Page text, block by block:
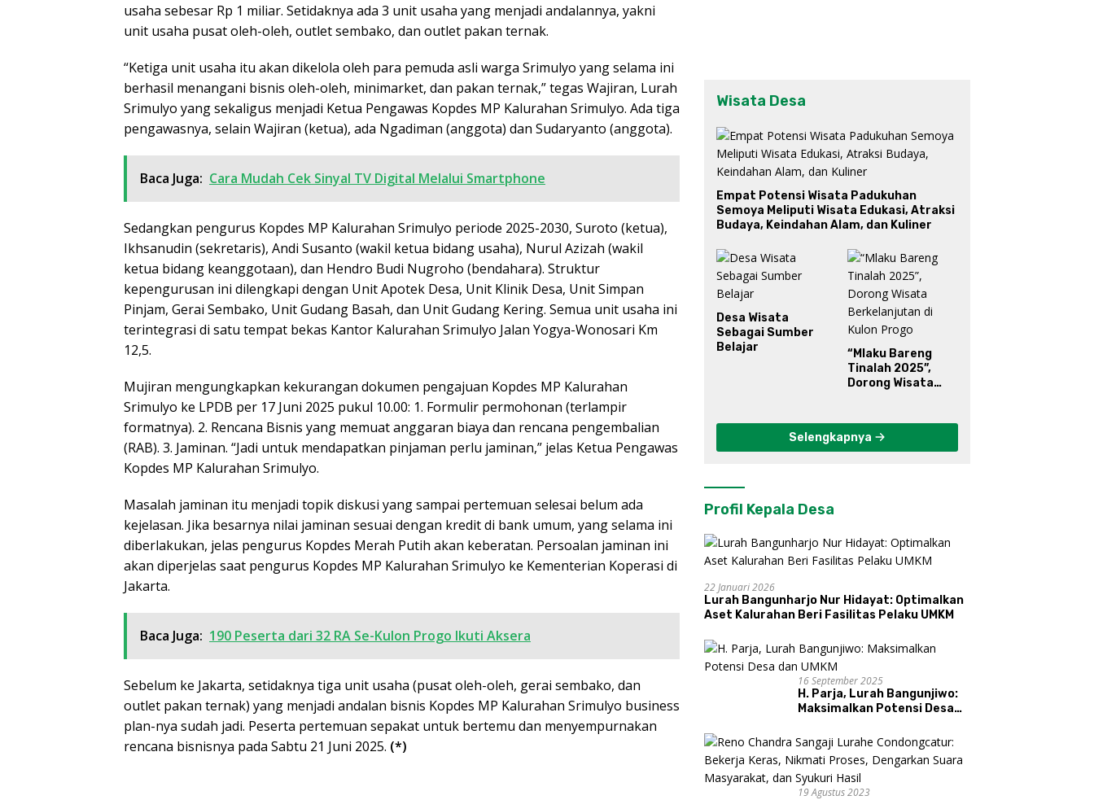
usaha sebesar Rp 1 miliar. Setidaknya ada 3 unit usaha yang menjadi andalannya, yakni
unit usaha pusat oleh-oleh, outlet sembako, dan outlet pakan ternak.
“Ketiga unit usaha itu akan dikelola oleh para pemuda asli warga Srimulyo yang selama ini
berhasil menangani bisnis oleh-oleh, minimarket, dan pakan ternak,” tegas Wajiran, Lurah
Srimulyo yang sekaligus menjadi Ketua Pengawas Kopdes MP Kalurahan Srimulyo. Ada tiga
pengawasnya, selain Wajiran (ketua), ada Ngadiman (anggota) dan Sudaryanto (anggota).
Baca Juga: Cara Mudah Cek Sinyal TV Digital Melalui Smartphone
Sedangkan pengurus Kopdes MP Kalurahan Srimulyo periode 2025-2030, Suroto (ketua),
Ikhsanudin (sekretaris), Andi Susanto (wakil ketua bidang usaha), Nurul Azizah (wakil
ketua bidang keanggotaan), dan Hendro Budi Nugroho (bendahara). Struktur
kepengurusan ini dilengkapi dengan Unit Apotek Desa, Unit Klinik Desa, Unit Simpan
Pinjam, Gerai Sembako, Unit Gudang Basah, dan Unit Gudang Kering. Semua unit usaha ini
terintegrasi di satu tempat bekas Kantor Kalurahan Srimulyo Jalan Yogya-Wonosari Km
12,5.
Mujiran mengungkapkan kekurangan dokumen pengajuan Kopdes MP Kalurahan
Srimulyo ke LPDB per 17 Juni 2025 pukul 10.00: 1. Formulir permohonan (terlampir
formatnya). 2. ⁠Rencana Bisnis yang memuat anggaran biaya dan rencana pengembalian
(RAB). 3. ⁠Jaminan. “Jadi untuk mendapatkan pinjaman perlu jaminan,” jelas Ketua Pengawas
Kopdes MP Kalurahan Srimulyo.
Masalah jaminan itu menjadi topik diskusi yang sampai pertemuan selesai belum ada
kejelasan. Jika besarnya nilai jaminan sesuai dengan kredit di bank umum, yang selama ini
diberlakukan, jelas pengurus Kopdes Merah Putih akan keberatan. Persoalan jaminan ini
akan diperjelas saat pengurus Kopdes MP Kalurahan Srimulyo ke Kementerian Koperasi di
Jakarta.
Baca Juga: 190 Peserta dari 32 RA Se-Kulon Progo Ikuti Aksera
Sebelum ke Jakarta, setidaknya tiga unit usaha (pusat oleh-oleh, gerai sembako, dan
outlet pakan ternak) yang menjadi andalan bisnis Kopdes MP Kalurahan Srimulyo business
plan-nya sudah jadi. Peserta pertemuan sepakat untuk bertemu dan menyempurnakan
rencana bisnisnya pada Sabtu 21 Juni 2025. (*)
Wisata Desa
Empat Potensi Wisata Padukuhan
Semoya Meliputi Wisata Edukasi, Atraksi
Budaya, Keindahan Alam, dan Kuliner
Desa Wisata
Sebagai Sumber
Belajar
“Mlaku Bareng
Tinalah 2025”,
Dorong Wisata
Selengkapnya
Profil Kepala Desa
22 Januari 2026
Lurah Bangunharjo Nur Hidayat: Optimalkan
Aset Kalurahan Beri Fasilitas Pelaku UMKM
16 September 2025
H. Parja, Lurah Bangunjiwo:
Maksimalkan Potensi Desa
19 Agustus 2023